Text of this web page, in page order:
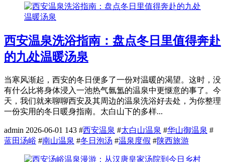
西安温泉洗浴指南：盘点冬日里值得奔赴
的九处温暖汤泉
当寒风渐起，西安的冬日便多了一份对温暖的渴望。这时，没
有什么比将身体浸入一池热气氤氲的温泉中更惬意的事了。今
天，我们就来聊聊西安及其周边的温泉洗浴好去处，为你整理
一份实用的冬日暖身指南。太白山下的多样...
admin 2026-06-01 143 #西安温泉 #太白山温泉 #华山御温泉 #
蓝田汤峪 #南山温泉 #冬日泡汤 #温泉度假 #陕西旅游